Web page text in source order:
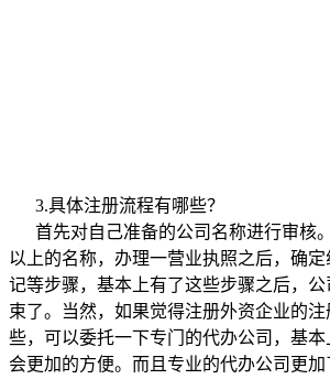
3.具体注册流程有哪些？
首先对自己准备的公司名称进行审核
以上的名称，办理一营业执照之后，确
记等步骤，基本上有了这些步骤之后，
束了。当然，如果觉得注册外资企业的
些，可以委托一下专门的代办公司，基本
会更加的方便。而且专业的代办公司更